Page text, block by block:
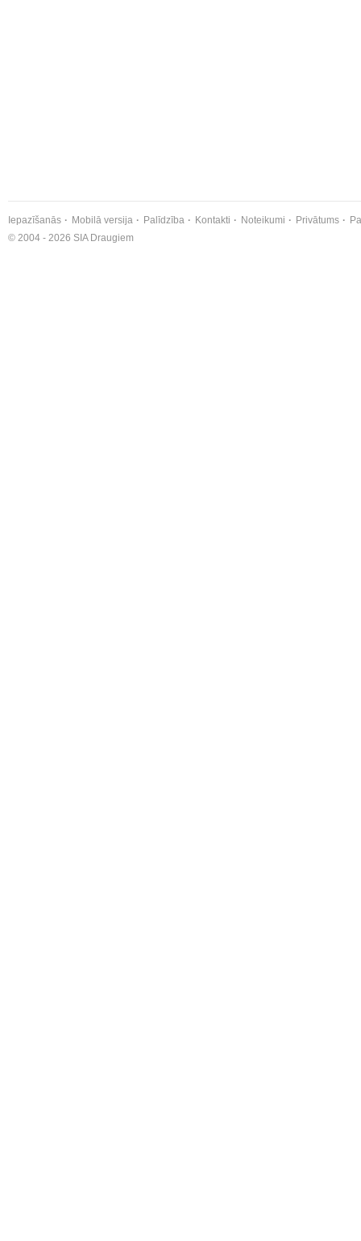
Iepazīšanās Mobilā versija Palīdzība Kontakti Noteikumi Privātums
© 2004 - 2026 SIA Draugiem